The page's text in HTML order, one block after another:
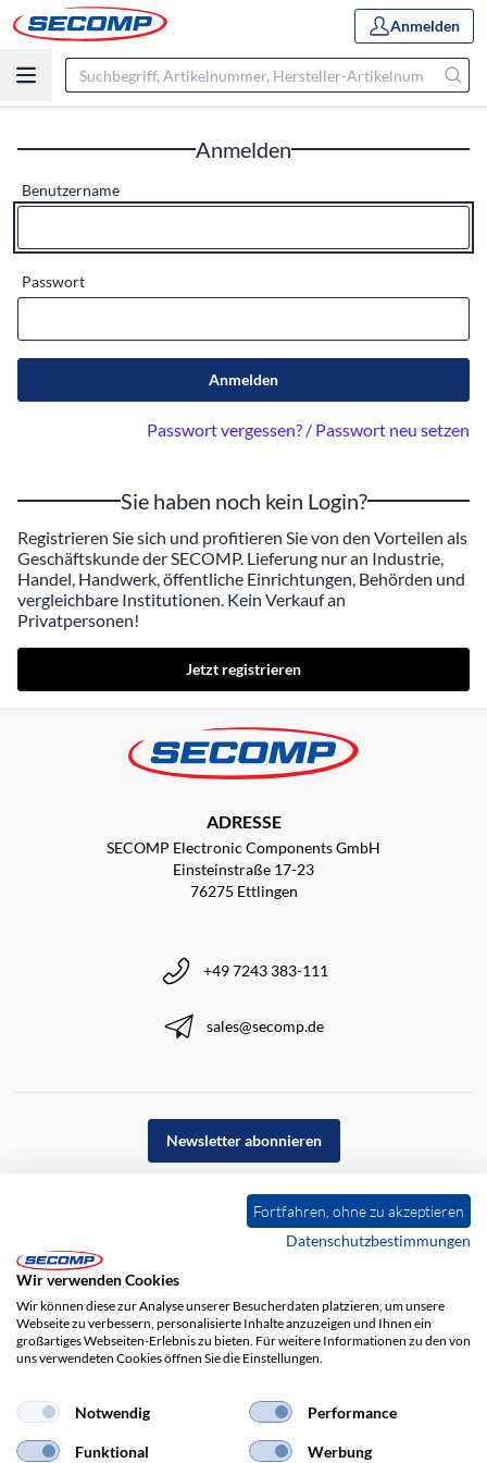
Anmelden
Anmelden
Benutzername
Passwort
Anmelden
Passwort vergessen? / Passwort neu setzen
Sie haben noch kein Login?
Registrieren Sie sich und profitieren Sie von den Vorteilen als
Geschäftskunde der SECOMP. Lieferung nur an Industrie,
Handel, Handwerk, öffentliche Einrichtungen, Behörden und
vergleichbare Institutionen. Kein Verkauf an
Privatpersonen!
Jetzt registrieren
ADRESSE
SECOMP Electronic Components GmbH
Einsteinstraße 17-23
76275 Ettlingen
+49 7243 383-111
sales@secomp.de
Newsletter abonnieren
Impressum Haftungsausschluss
Fortfahren, ohne zu akzeptieren
Datenschutzbestimmungen
Wir verwenden Cookies
Wir können diese zur Analyse unserer Besucherdaten platzieren, um unsere
Webseite zu verbessern, personalisierte Inhalte anzuzeigen und Ihnen ein
großartiges Webseiten-Erlebnis zu bieten. Für weitere Informationen zu den von
uns verwendeten Cookies öffnen Sie die Einstellungen.
Notwendig Performance
Funktional Werbung